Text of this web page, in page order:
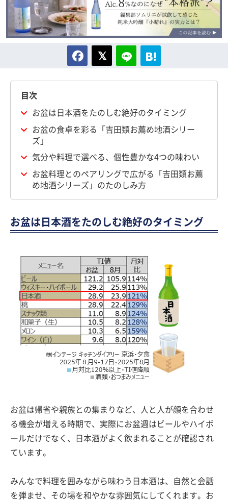
目次
お盆は日本酒をたのしむ絶好のタイミング
お盆の食卓を彩る「吉田類お薦め地酒シリー
ズ」
気分や料理で選べる、個性豊かな4つの味わい
お盆料理とのペアリングで広がる「吉田類お薦
め地酒シリーズ」のたのしみ方
お盆は日本酒をたのしむ絶好のタイミング
お盆は帰省や親族との集まりなど、人と人が顔を合わせ
る機会が増える時期で、実際にお盆週はビールやハイボ
ールだけでなく、日本酒がよく飲まれることが確認され
ています。
みんなで料理を囲みながら味わう日本酒は、自然と会話
を弾ませ、その場を和やかな雰囲気にしてくれます。お